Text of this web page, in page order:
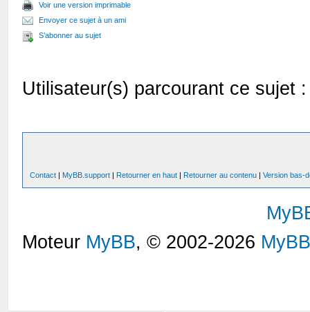
Voir une version imprimable
Envoyer ce sujet à un ami
S’abonner au sujet
Utilisateur(s) parcourant ce sujet
Contact | MyBB.support | Retourner en haut | Retourner au contenu |Version bas-
Moteur MyBB, © 2002-2026